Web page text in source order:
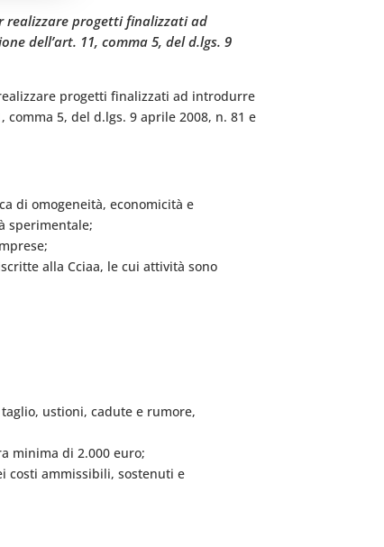
realizzare progetti finalizzati ad
dell’art. 11, comma 5, del d.lgs. 9
progetti finalizzati ad introdurre
5, del d.lgs. 9 aprile 2008, n. 81 e
di omogeneità, economicità e
sperimentale;
alla Cciaa, le cui attività sono
ustioni, cadute e rumore,
minima di 2.000 euro;
costi ammissibili, sostenuti e